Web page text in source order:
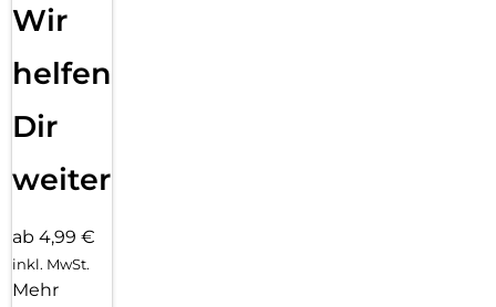
Wir
helfen
Dir
weiter
ab 4,99 €
inkl. MwSt.
Mehr